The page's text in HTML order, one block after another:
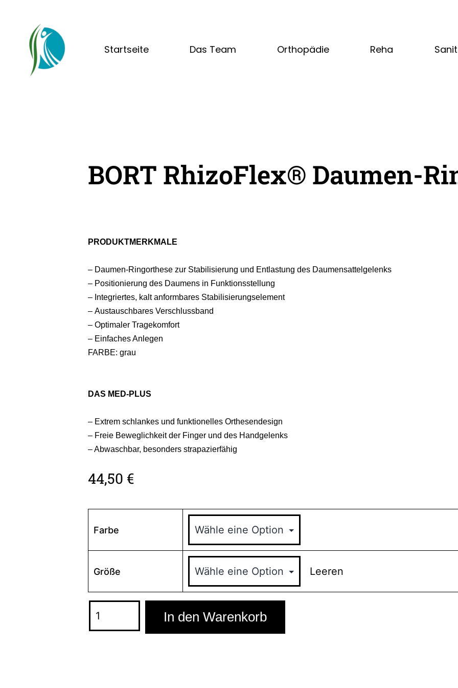
Startseite Das Team Orthopädie Reha
BORT RhizoFlex® Daumen-
PRODUKTMERKMALE
– Daumen-Ringorthese zur Stabilisierung und Entlastung des Daumensattelgelenks
– Positionierung des Daumens in Funktionsstellung
– Integriertes, kalt anformbares Stabilisierungselement
– Austauschbares Verschlussband
– Optimaler Tragekomfort
– Einfaches Anlegen
FARBE: grau
DAS MED-PLUS
– Extrem schlankes und funktionelles Orthesendesign
– Freie Beweglichkeit der Finger und des Handgelenks
– Abwaschbar, besonders strapazierfähig
44,50 €
Farbe
Größe Leeren
In den Warenkorb